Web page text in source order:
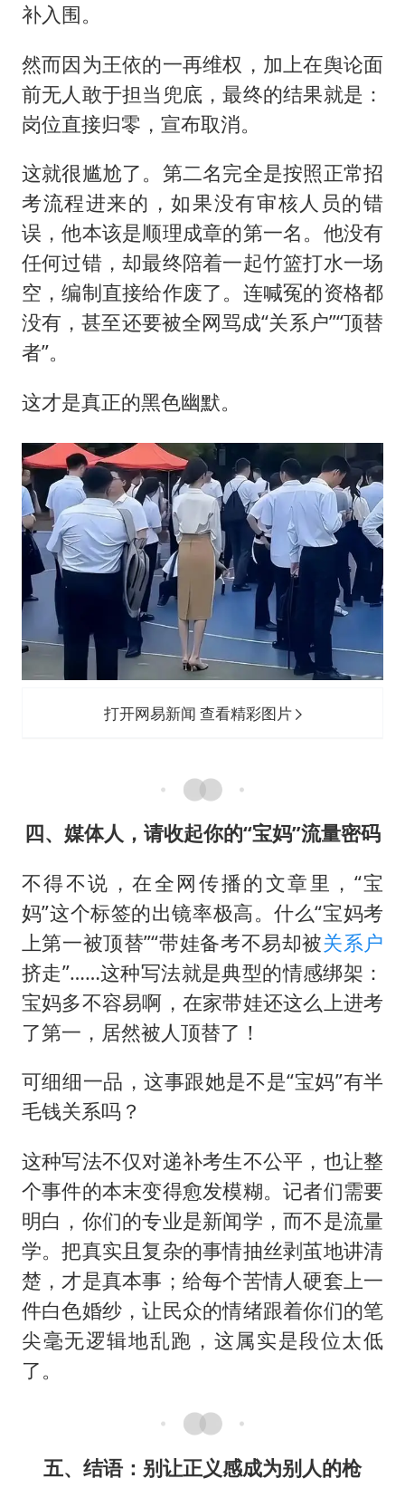
补入围。
然而因为王依的一再维权，加上在舆论面
前无人敢于担当兜底，最终的结果就是：
岗位直接归零，宣布取消。
这就很尴尬了。第二名完全是按照正常招
考流程进来的，如果没有审核人员的错
误，他本该是顺理成章的第一名。他没有
任何过错，却最终陪着一起竹篮打水一场
空，编制直接给作废了。连喊冤的资格都
没有，甚至还要被全网骂成“关系户”“顶替
者”。
这才是真正的黑色幽默。
打开网易新闻 查看精彩图片
四、媒体人，请收起你的“宝妈”流量密码
不得不说，在全网传播的文章里，“宝
妈”这个标签的出镜率极高。什么“宝妈考
上第一被顶替”“带娃备考不易却被关系户
挤走”……这种写法就是典型的情感绑架：
宝妈多不容易啊，在家带娃还这么上进考
了第一，居然被人顶替了！
可细细一品，这事跟她是不是“宝妈”有半
毛钱关系吗？
这种写法不仅对递补考生不公平，也让整
个事件的本末变得愈发模糊。记者们需要
明白，你们的专业是新闻学，而不是流量
学。把真实且复杂的事情抽丝剥茧地讲清
楚，才是真本事；给每个苦情人硬套上一
件白色婚纱，让民众的情绪跟着你们的笔
尖毫无逻辑地乱跑，这属实是段位太低
了。
五、结语：别让正义感成为别人的枪